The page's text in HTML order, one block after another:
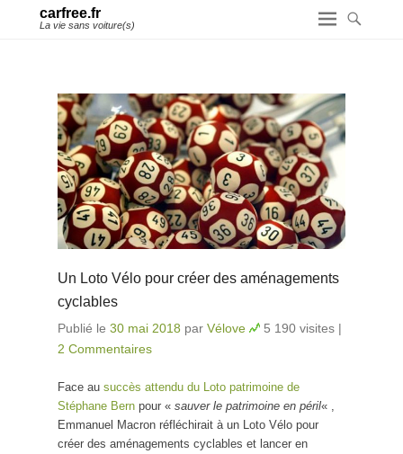
carfree.fr
La vie sans voiture(s)
Un Loto Vélo pour créer des aménagements
cyclables
Publié le 30 mai 2018 par Vélove 5 190 visites |
2 Commentaires
Face au succès attendu du Loto patrimoine de
Stéphane Bern pour « sauver le patrimoine en péril« ,
Emmanuel Macron réfléchirait à un Loto Vélo pour
créer des aménagements cyclables et lancer en